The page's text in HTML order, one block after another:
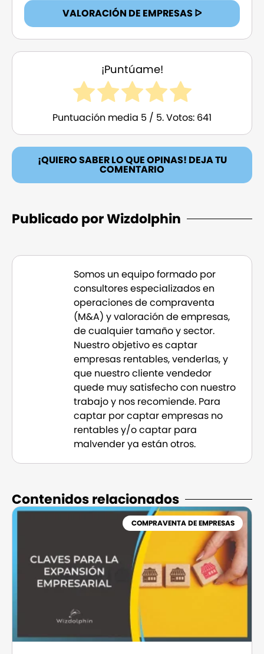
VALORACIÓN DE EMPRESAS ᐅ
¡Puntúame!
Puntuación media 5 / 5. Votos: 641
¡QUIERO SABER LO QUE OPINAS! DEJA TU
COMENTARIO
Publicado por Wizdolphin
Somos un equipo formado por
consultores especializados en
operaciones de compraventa
(M&A) y valoración de empresas,
de cualquier tamaño y sector.
Nuestro objetivo es captar
empresas rentables, venderlas, y
que nuestro cliente vendedor
quede muy satisfecho con nuestro
trabajo y nos recomiende. Para
captar por captar empresas no
rentables y/o captar para
malvender ya están otros.
Contenidos relacionados​
COMPRAVENTA DE EMPRESAS